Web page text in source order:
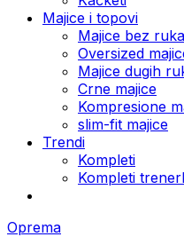
Majice i topovi
Majice bez
Oversized
Majice dugih
Crne majice
Kompresione
slim-fit majice
Trendi
Kompleti
Kompleti
Oprema